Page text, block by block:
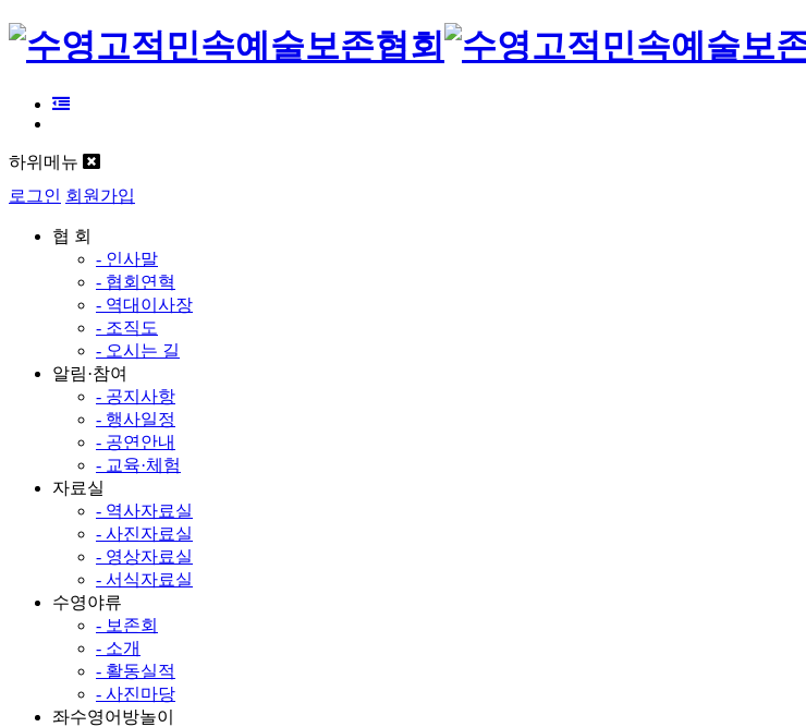
하위메뉴
로그인 회원가입
협 회
- 인사말
- 협회연혁
- 역대이사장
- 조직도
- 오시는 길
알림·참여
- 공지사항
- 행사일정
- 공연안내
- 교육·체험
자료실
- 역사자료실
- 사진자료실
- 영상자료실
- 서식자료실
수영야류
- 보존회
- 소개
- 활동실적
- 사진마당
좌수영어방놀이